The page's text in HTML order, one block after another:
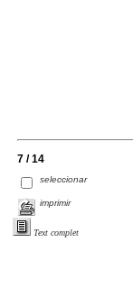
7 / 14
seleccionar
imprimir
Text complet